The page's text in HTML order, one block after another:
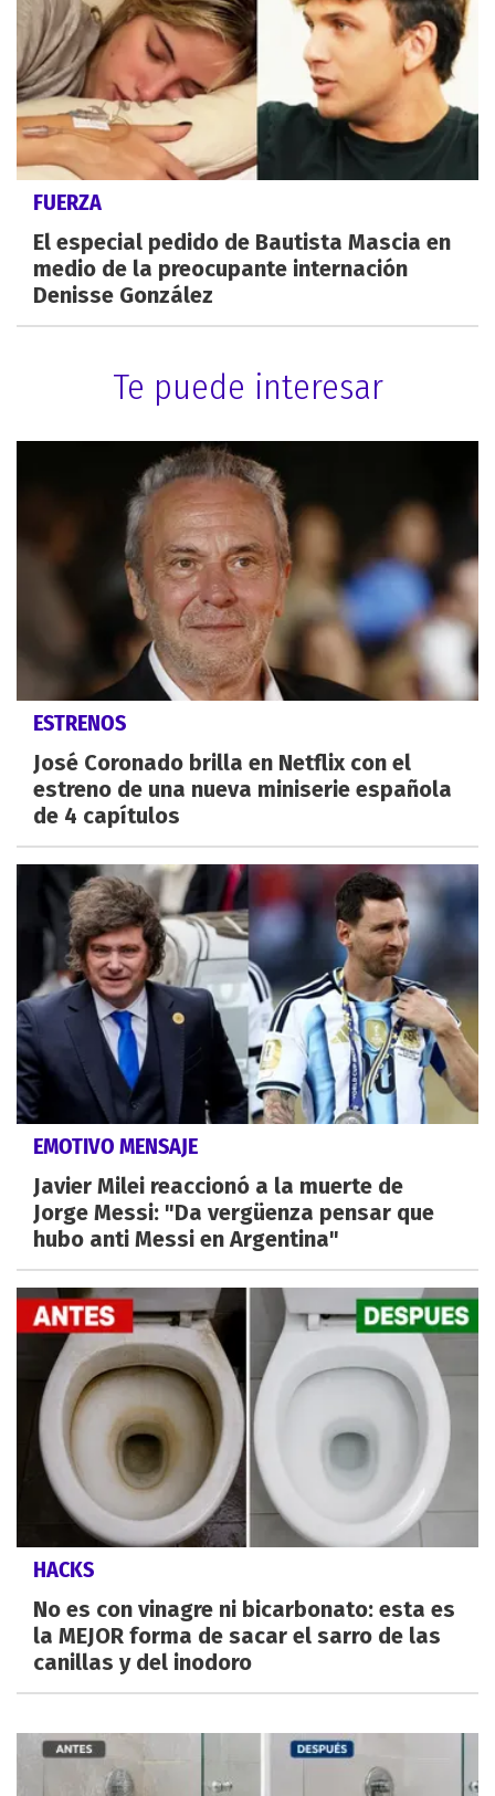
FUERZA
El especial pedido de Bautista Mascia en
medio de la preocupante internación
Denisse González
Te puede interesar
ESTRENOS
José Coronado brilla en Netflix con el
estreno de una nueva miniserie española
de 4 capítulos
EMOTIVO MENSAJE
Javier Milei reaccionó a la muerte de
Jorge Messi: "Da vergüenza pensar que
hubo anti Messi en Argentina"
HACKS
No es con vinagre ni bicarbonato: esta es
la MEJOR forma de sacar el sarro de las
canillas y del inodoro